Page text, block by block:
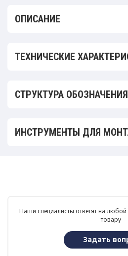
ОПИСАНИЕ
ТЕХНИЧЕСКИЕ
СТРУКТУРА ОБОЗНАЧЕНИЯ
ИНСТРУМЕНТЫ ДЛЯ
Наши специалисты ответят на
товару
Задать